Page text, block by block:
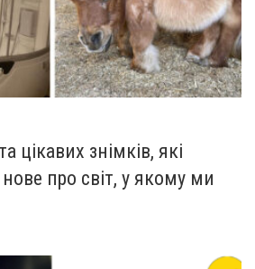
цікавих знімків, які
про світ, у якому ми